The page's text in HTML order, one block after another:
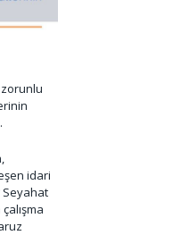
idari
Seyahat